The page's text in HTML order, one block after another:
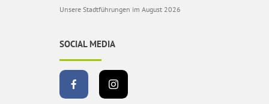
Unsere Stadtführungen im August 2026
SOCIAL MEDIA